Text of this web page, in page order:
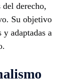
del derecho,
Su objetivo
adaptadas a